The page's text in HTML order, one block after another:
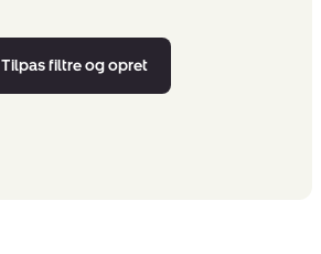
Tilpas filtre og opret